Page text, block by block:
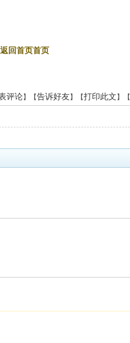
返回首页首页
评论】【告诉好友】【打印此文 】【